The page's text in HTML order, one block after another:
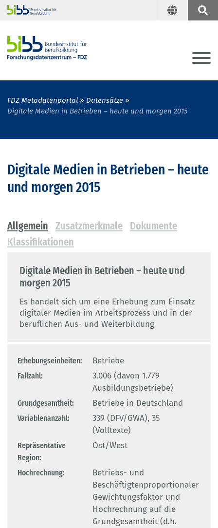
FDZ Metadatenportal
Datensätze
Digitale Medien in Betrieben – heute und morgen 2015
Digitale Medien in Betrieben – heute
und morgen 2015
Allgemein Zusatzmerkmale Dokumente
Klassifikationen
Digitale Medien in Betrieben – heute und
morgen 2015
Es handelt sich um eine Erhebung zum Einsatz
digitaler Medien im Arbeitsprozess und in der
beruflichen Aus- und Weiterbildung
Erhebungseinheiten:
Betriebe
Fallzahl:
3.006 (davon 1.779
Ausbildungsbetriebe)
Grundgesamtheit:
Betriebe in Deutschland
Variablenanzahl:
339 (DFV/GWA), 35
(Volltexte)
Repräsentative
Region:
Ost/West
Hochrechnung:
Betriebs- und
Beschäftigtenproportionaler
Gewichtungsfaktor und
Hochrechnung auf die
Grundgesamtheit (d.h.